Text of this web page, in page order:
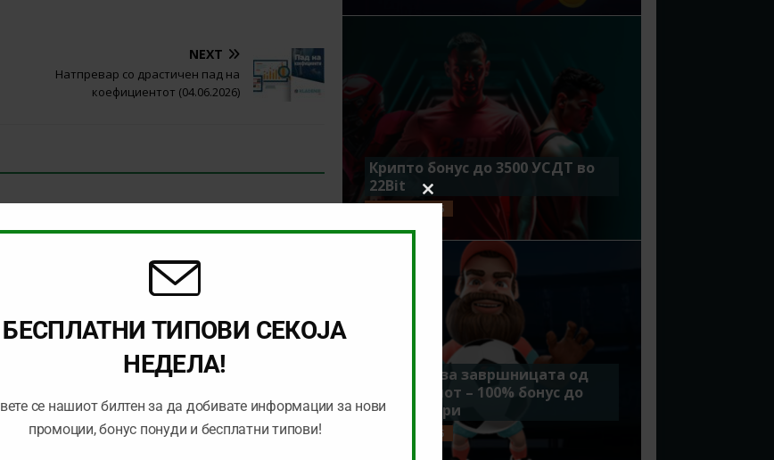
NEXT
Натпревар со драстичен пад на
коефициентот (04.06.2026)
Крипто бонус до 3500 УСДТ во
22Bit
ЈУЛИ 29, 2026
Идеално за завршницата од
Мундијалот – 100% бонус до
7500 денари
ЈУЛИ 15, 2026
Close
this
БЕСПЛАТНИ ТИПОВИ СЕКОЈА
НЕДЕЛА!
се нашиот билтен за да добивате информации за нови
промоции, бонус понуди и бесплатни типови!